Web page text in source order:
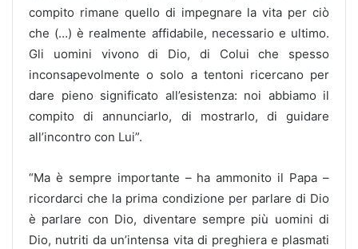
compito rimane quello di impegnare la vita per ciò
che (…) è realmente affidabile, necessario e ultimo.
Gli uomini vivono di Dio, di Colui che spesso
inconsapevolmente o solo a tentoni ricercano per
dare pieno significato all’esistenza: noi abbiamo il
compito di annunciarlo, di mostrarlo, di guidare
all’incontro con Lui”.
“Ma è sempre importante – ha ammonito il Papa –
ricordarci che la prima condizione per parlare di Dio
è parlare con Dio, diventare sempre più uomini di
Dio, nutriti da un’intensa vita di preghiera e plasmati